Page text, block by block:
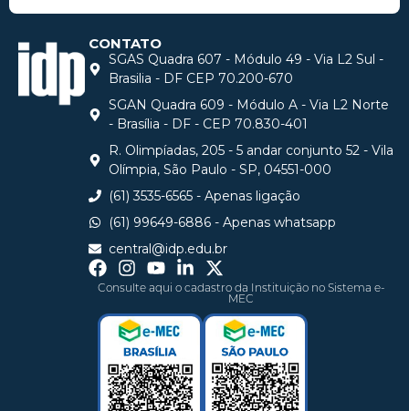
CONTATO
SGAS Quadra 607 - Módulo 49 - Via L2 Sul -
Brasilia - DF CEP 70.200-670
SGAN Quadra 609 - Módulo A - Via L2 Norte
- Brasília - DF - CEP 70.830-401
R. Olimpíadas, 205 - 5 andar conjunto 52 - Vila
Olímpia, São Paulo - SP, 04551-000
(61) 3535-6565 - Apenas ligação
(61) 99649-6886 - Apenas whatsapp
central@idp.edu.br
Consulte aqui o cadastro da Instituição no Sistema e-
MEC